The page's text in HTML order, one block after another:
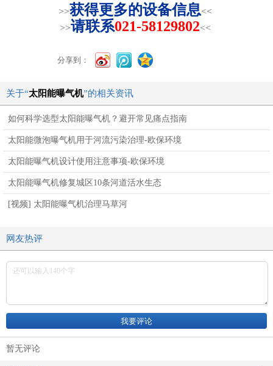
>>获得更多的设备信息<<
>>请联系021-58129802<<
分享到：
关于“太阳能曝气机”的相关资讯
如何科学选型太阳能曝气机？避开常见痛点指南
太阳能微泡曝气机用于河流污染治理-欧保环境
太阳能曝气机设计使用注意事项-欧保环境
太阳能曝气机修复城区10条河道活水生态
[视频] 太阳能曝气机治理马草河
网友热评
暂无评论